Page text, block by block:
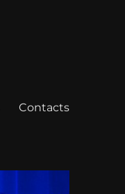
Contacts